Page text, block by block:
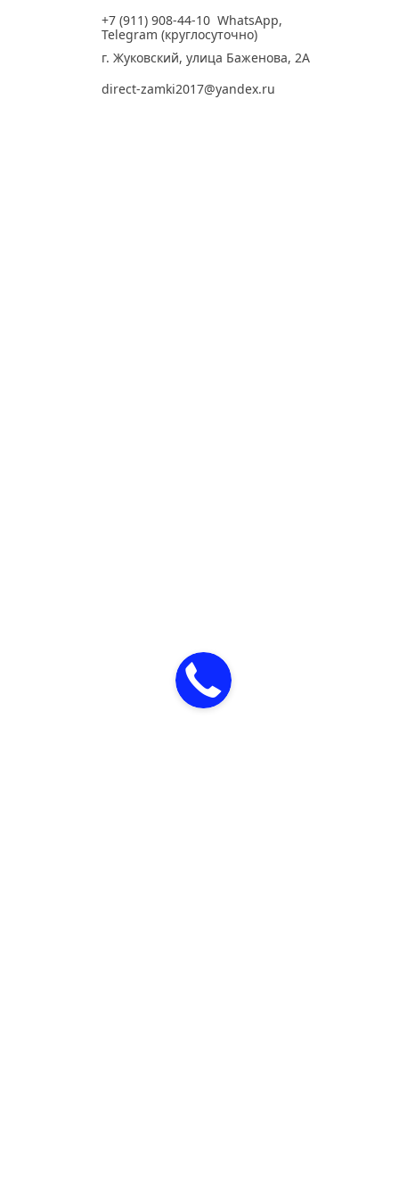
+7 (911) 908-44-10 WhatsApp,
Telegram (круглосуточно)
г. Жуковский, улица Баженова, 2А
direct-zamki2017@yandex.ru